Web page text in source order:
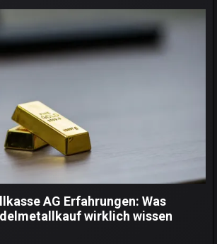
AG Erfahrungen: Was
wirklich wissen